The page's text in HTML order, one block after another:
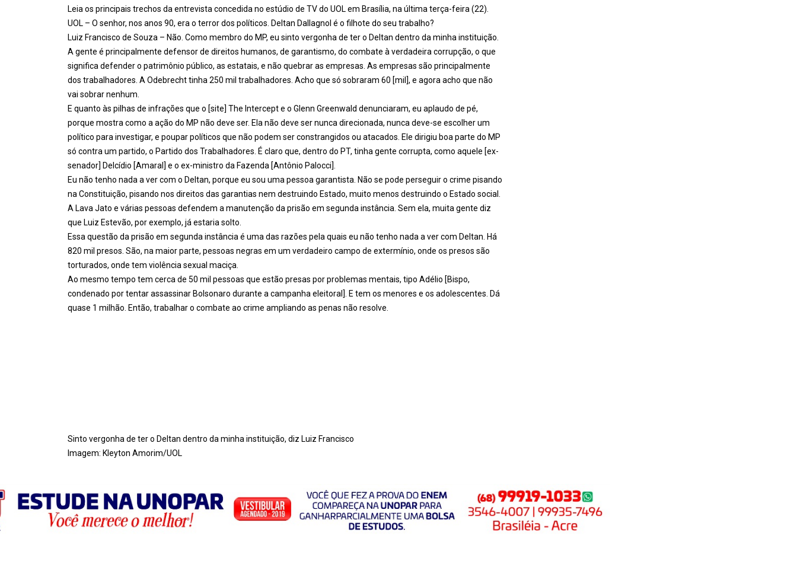
Leia os principais trechos da entrevista concedida no estúdio de TV do UOL em Brasília, na última terça-feira (22).
UOL – O senhor, nos anos 90, era o terror dos políticos. Deltan Dallagnol é o filhote do seu trabalho?
Luiz Francisco de Souza – Não. Como membro do MP, eu sinto vergonha de ter o Deltan dentro da minha instituição.
A gente é principalmente defensor de direitos humanos, de garantismo, do combate à verdadeira corrupção, o que
significa defender o patrimônio público, as estatais, e não quebrar as empresas. As empresas são principalmente
dos trabalhadores. A Odebrecht tinha 250 mil trabalhadores. Acho que só sobraram 60 [mil], e agora acho que não
vai sobrar nenhum.
E quanto às pilhas de infrações que o [site] The Intercept e o Glenn Greenwald denunciaram, eu aplaudo de pé,
porque mostra como a ação do MP não deve ser. Ela não deve ser nunca direcionada, nunca deve-se escolher um
político para investigar, e poupar políticos que não podem ser constrangidos ou atacados. Ele dirigiu boa parte do MP
só contra um partido, o Partido dos Trabalhadores. É claro que, dentro do PT, tinha gente corrupta, como aquele [ex-
senador] Delcídio [Amaral] e o ex-ministro da Fazenda [Antônio Palocci].
Eu não tenho nada a ver com o Deltan, porque eu sou uma pessoa garantista. Não se pode perseguir o crime pisando
na Constituição, pisando nos direitos das garantias nem destruindo Estado, muito menos destruindo o Estado social.
A Lava Jato e várias pessoas defendem a manutenção da prisão em segunda instância. Sem ela, muita gente diz
que Luiz Estevão, por exemplo, já estaria solto.
Essa questão da prisão em segunda instância é uma das razões pela quais eu não tenho nada a ver com Deltan. Há
820 mil presos. São, na maior parte, pessoas negras em um verdadeiro campo de extermínio, onde os presos são
torturados, onde tem violência sexual maciça.
Ao mesmo tempo tem cerca de 50 mil pessoas que estão presas por problemas mentais, tipo Adélio [Bispo,
condenado por tentar assassinar Bolsonaro durante a campanha eleitoral]. E tem os menores e os adolescentes. Dá
quase 1 milhão. Então, trabalhar o combate ao crime ampliando as penas não resolve.
Sinto vergonha de ter o Deltan dentro da minha instituição, diz Luiz Francisco
Imagem: Kleyton Amorim/UOL